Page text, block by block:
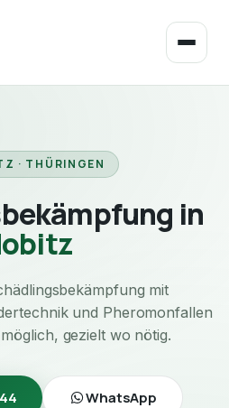
· THÜRINGEN
in
mit
und Pheromonfallen
gezielt wo nötig.
WhatsApp